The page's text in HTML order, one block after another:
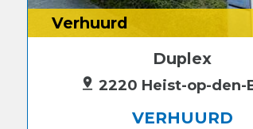
Verhuurd
Duplex
2220 Heist-op-den-
VERHUURD